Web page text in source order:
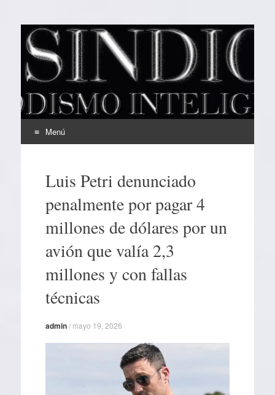
EL SINDICAL
Periodismo Inteligente
Menú
contenidoLuis Petri denunciado
penalmente por pagar 4
millones de dólares por un
avión que valía 2,3
millones y con fallas
técnicas
admin/ mayo 19, 2026